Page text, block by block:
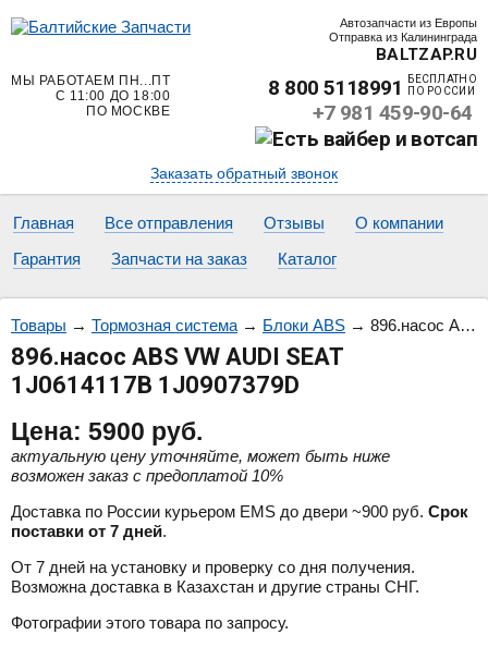
Автозапчасти из Европы
Отправка из Калининграда
BALTZAP.RU
МЫ РАБОТАЕМ ПН...ПТ
С 11:00 ДО 18:00
ПО МОСКВЕ
8 800 5118991
БЕСПЛАТНО
ПО РОССИИ
+7 981 459-90-64
Заказать обратный звонок
Главная Все отправления Отзывы
О компании
Гарантия
Запчасти на заказ Каталог
Товары → Тормозная система→ Блоки ABS → 896.насос ABS VW AUDI SEAT 1J0614117B 1J0907379D
896.насос ABS VW AUDI SEAT
1J0614117B 1J0907379D
Цена: 5900 руб.
актуальную цену уточняйте, может быть ниже
возможен заказ с предоплатой 10%
Доставка по России курьером EMS до двери ~900 руб. Срок
поставки от 7 дней.
От 7 дней на установку и проверку со дня получения.
Возможна доставка в Казахстан и другие страны СНГ.
Фотографии этого товара по запросу.